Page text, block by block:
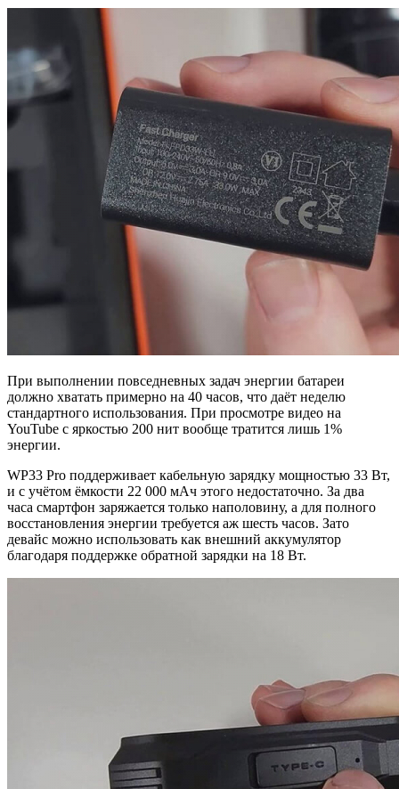
При выполнении повседневных задач энергии батареи
должно хватать примерно на 40 часов, что даёт неделю
стандартного использования. При просмотре видео на
YouTube с яркостью 200 нит вообще тратится лишь 1%
энергии.
WP33 Pro поддерживает кабельную зарядку мощностью 33 Вт,
и с учётом ёмкости 22 000 мАч этого недостаточно. За два
часа смартфон заряжается только наполовину, а для полного
восстановления энергии требуется аж шесть часов. Зато
девайс можно использовать как внешний аккумулятор
благодаря поддержке обратной зарядки на 18 Вт.